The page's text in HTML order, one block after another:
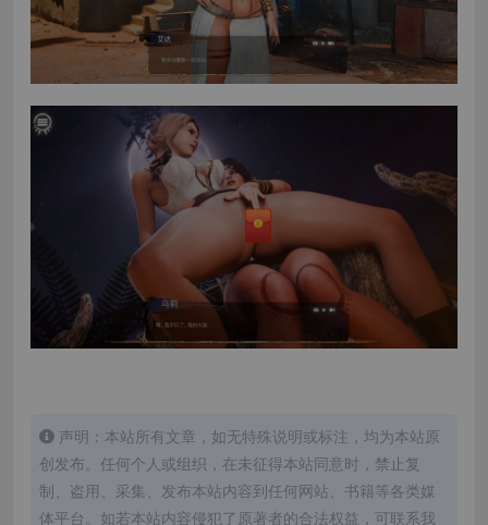
声明：本站所有文章，如无特殊说明或标注，均为本站原
创发布。任何个人或组织，在未征得本站同意时，禁止复
制、盗用、采集、发布本站内容到任何网站、书籍等各类媒
体平台。如若本站内容侵犯了原著者的合法权益，可联系我